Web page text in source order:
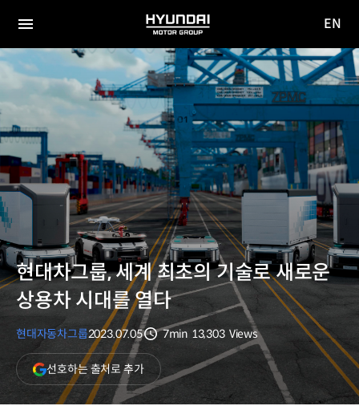
전체
메뉴
HYUNDAI
MOTOR
GROUP
사이
이동
EN
현대차그룹, 세계 최초의 기술로 새로운
상용차 시대를 열다
현대자동차그룹2023.07.05
7min
조회수
13,303 Views
선호하는 출처로 추가(새
창
열림)